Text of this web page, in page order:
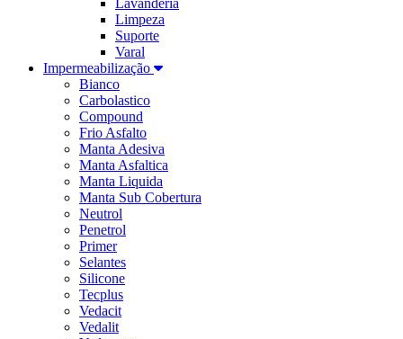
Limpeza
Suporte
Varal
Impermeabilização
Bianco
Carbolastico
Compound
Frio Asfalto
Manta Adesiva
Manta Asfaltica
Manta Liquida
Manta Sub Cobertura
Neutrol
Penetrol
Primer
Selantes
Silicone
Tecplus
Vedacit
Vedalit